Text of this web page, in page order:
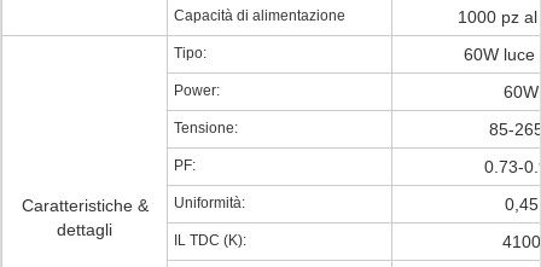
Capacità di alimentazione 1000 pz
Caratteristiche &
dettagli
Tipo: 60W luce
Power: 60W
Tensione: 85-
PF: 0.73-
Uniformità: 0,45
IL TDC (K): 4100